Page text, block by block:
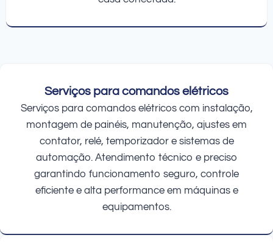
Serviços para comandos elétricos
Serviços para comandos elétricos com instalação,
montagem de painéis, manutenção, ajustes em
contator, relé, temporizador e sistemas de
automação. Atendimento técnico e preciso
garantindo funcionamento seguro, controle
eficiente e alta performance em máquinas e
equipamentos.